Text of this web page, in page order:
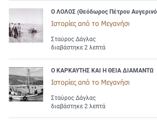
Ο ΛΟΛΟΣ (Θεόδωρος Πέτρου
Ιστορίες από το Μεγανήσι
Σταύρος Δάγλας
διαβάστηκε 2 λεπτά
Ο ΚΑΡΚΑΥΤΗΣ ΚΑΙ Η ΘΕΙΑ ΔΙΑΜΑΝΤΩ
Ιστορίες από το Μεγανήσι
Σταύρος Δάγλας
διαβάστηκε 2 λεπτά